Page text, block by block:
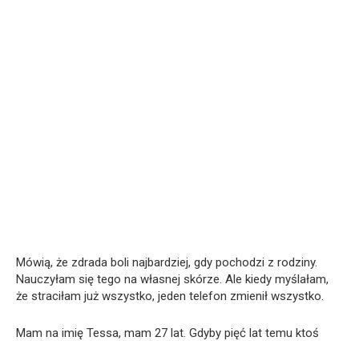
Mówią, że zdrada boli najbardziej, gdy pochodzi z rodziny.
Nauczyłam się tego na własnej skórze. Ale kiedy myślałam,
że straciłam już wszystko, jeden telefon zmienił wszystko.
Mam na imię Tessa, mam 27 lat. Gdyby pięć lat temu ktoś